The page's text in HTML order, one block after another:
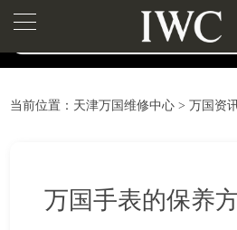
2026年6月万国售后服
当前位置： 天津万国维修中心 >万国资
万国手表的保养